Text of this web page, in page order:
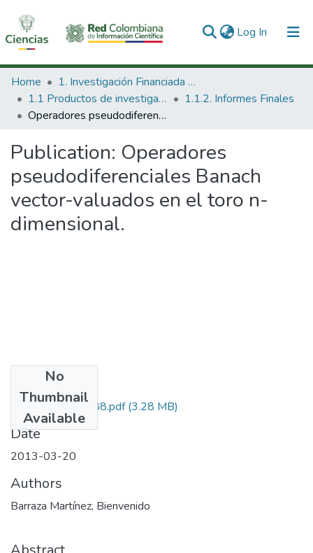
Log In (current)
Communities & Collections
All of DSpace
Home
1. Investigación Financiada con Recursos Públicos
1.1 Productos de investigación
1.1.2. Informes Finales
Operadores pseudodiferenciales Banach vector-valuados en el toro n-dimensional.
Publication: Operadores
pseudodiferenciales Banach
vector-valuados en el toro n-
dimensional.
No
Thumbnail
Available
121556933488.pdf(3.28 MB)
Date
2013-03-20
Authors
Barraza Martínez, Bienvenido